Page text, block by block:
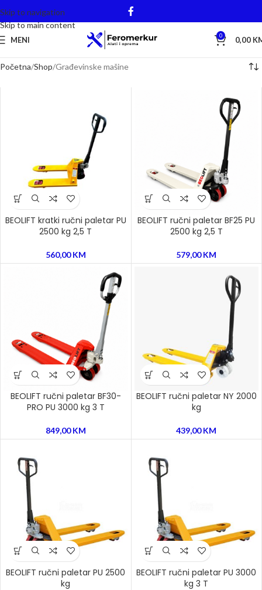
Skip to navigation
Skip to main content
MENI 0 0,00
Početna Shop Građevinske mašine
BEOLIFT kratki ručni paletar PU
2500 kg 2,5 T
560,00KM
BEOLIFT ručni paletar BF25 PU
2500 kg 2,5 T
579,00KM
BEOLIFT ručni paletar BF30-
PRO PU 3000 kg 3 T
849,00KM
BEOLIFT ručni paletar NY 2000
kg
439,00KM
BEOLIFT ručni paletar PU 2500
kg
BEOLIFT ručni paletar PU 3000
kg 3 T